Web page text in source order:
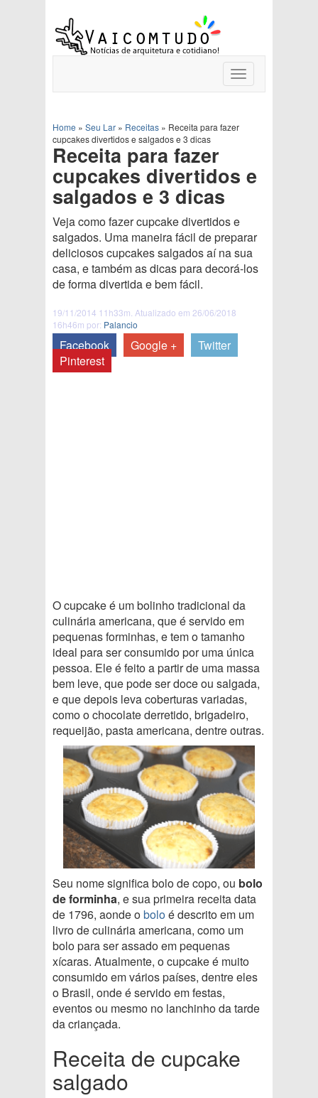
Toggle
navigation
Home » Seu Lar » Receitas » Receita para fazer
cupcakes divertidos e salgados e 3 dicas
Receita para fazer
cupcakes divertidos e
salgados e 3 dicas
Veja como fazer cupcake divertidos e
salgados. Uma maneira fácil de preparar
deliciosos cupcakes salgados aí na sua
casa, e também as dicas para decorá-los
de forma divertida e bem fácil.
19/11/2014 11h33m. Atualizado em 26/06/2018
16h46m por: Palancio
Facebook Google +
Twitter
Pinterest
O cupcake é um bolinho tradicional da
culinária americana, que é servido em
pequenas forminhas, e tem o tamanho
ideal para ser consumido por uma única
pessoa. Ele é feito a partir de uma massa
bem leve, que pode ser doce ou salgada,
e que depois leva coberturas variadas,
como o chocolate derretido, brigadeiro,
requeijão, pasta americana, dentre outras.
Seu nome significa bolo de copo, ou bolo
de forminha, e sua primeira receita data
de 1796, aonde oboloé descrito em um
livro de culinária americana, como um
bolo para ser assado em pequenas
xícaras. Atualmente, o cupcake é muito
consumido em vários países, dentre eles
o Brasil, onde é servido em festas,
eventos ou mesmo no lanchinho da tarde
da criançada.
Receita de cupcake
salgado